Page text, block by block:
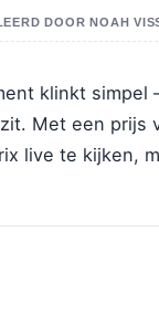
DOOR NOAH
klinkt
Met een prijs
live te kijken,